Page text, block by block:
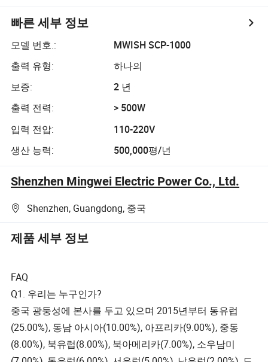
빠른 세부 정보
모델 번호.:
MWISH SCP-1000
출력 유형:
하나의
보증:
2 년
출력 전력:
> 500W
입력 전압:
110-220V
생산 능력:
500,000평/년
Shenzhen Mingwei Electric Power Co., Ltd.
Shenzhen, Guangdong, 중국
제품 세부 정보
FAQ
Q1. 우리는 누구인가?
중국 광둥성에 본사를 두고 있으며 2015년부터 동유럽
(25.00%), 동남 아시아(10.00%), 아프리카(9.00%), 중동
(8.00%), 북유럽(8.00%), 북아메리카(7.00%), 소우남미